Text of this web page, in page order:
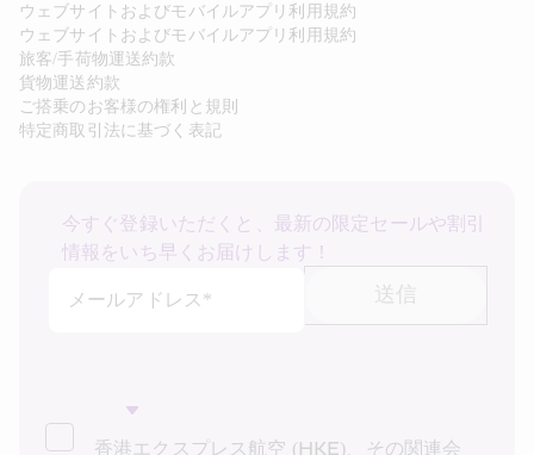
ウェブサイトおよびモバイルアプリ利用規約
ウェブサイトおよびモバイルアプリ利用規約
旅客/手荷物運送約款
貨物運送約款
ご搭乗のお客様の権利と規則
特定商取引法に基づく表記
今すぐ登録いただくと、最新の限定セールや割引
情報をいち早くお届けします！
メールアドレス*
送信
香港エクスプレス航空 (HKE)、その関連会